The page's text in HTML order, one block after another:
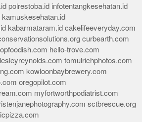
polrestoba.id infotentangkesehatan.id
kamuskesehatan.id
kabarmataram.id cakelifeeveryday.com
curbearth.com
hello-trove.com
lesleyreynolds.com tomulrichphotos.com
kowloonbaybrewery.com
oregopilot.com
myfortworthpodiatrist.com
sctbrescue.org